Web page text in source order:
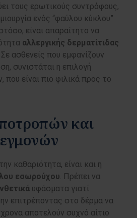
τους ερωτικούς συντρόφους,
ενός “φαύλου κύκλου”
είναι απαραίτητο να
αλλεργικής δερματίτιδας
Σε ασθενείς που εμφανίζουν
συνιστάται η επιλογή
που είναι πιο φιλικά προς το
και
καθαριότητα, είναι και η
εσωρούχου . Πρέπει να
υφάσματα γιατί
επιτρέποντας στο δέρμα να
αποτελούν συχνό αίτιο